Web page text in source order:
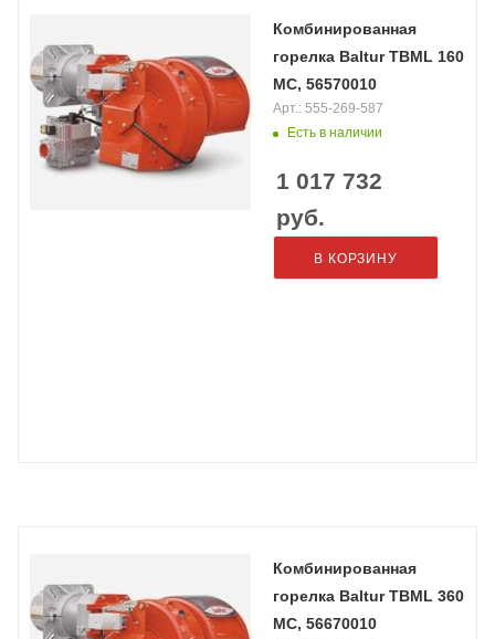
Комбинированная
горелка Baltur TBML 160
MC, 56570010
Есть в наличии
Арт.: 555-269-587
1 017 732
руб.
В КОРЗИНУ
Комбинированная
горелка Baltur TBML 360
MC, 56670010